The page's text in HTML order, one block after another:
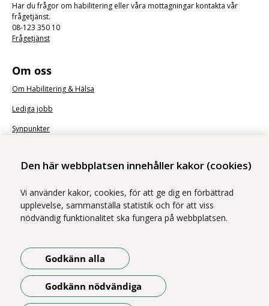
Den här webbplatsen innehåller kakor (cookies)
Vi använder kakor, cookies, för att ge dig en förbättrad
upplevelse, sammanställa statistik och för att viss
nödvändig funktionalitet ska fungera på webbplatsen.
Godkänn alla
Godkänn nödvändiga
Har du frågor om habilitering eller våra mottagningar kontakta vår
frågetjänst.
08-123 350 10
Frågetjänst
Om oss
Om Habilitering & Hälsa
Lediga jobb
Synpunkter
Samtliga bilder på webbplatsen är tagna av fotograf Yanan Li om inget
annat namn anges.
Om webbplatsen